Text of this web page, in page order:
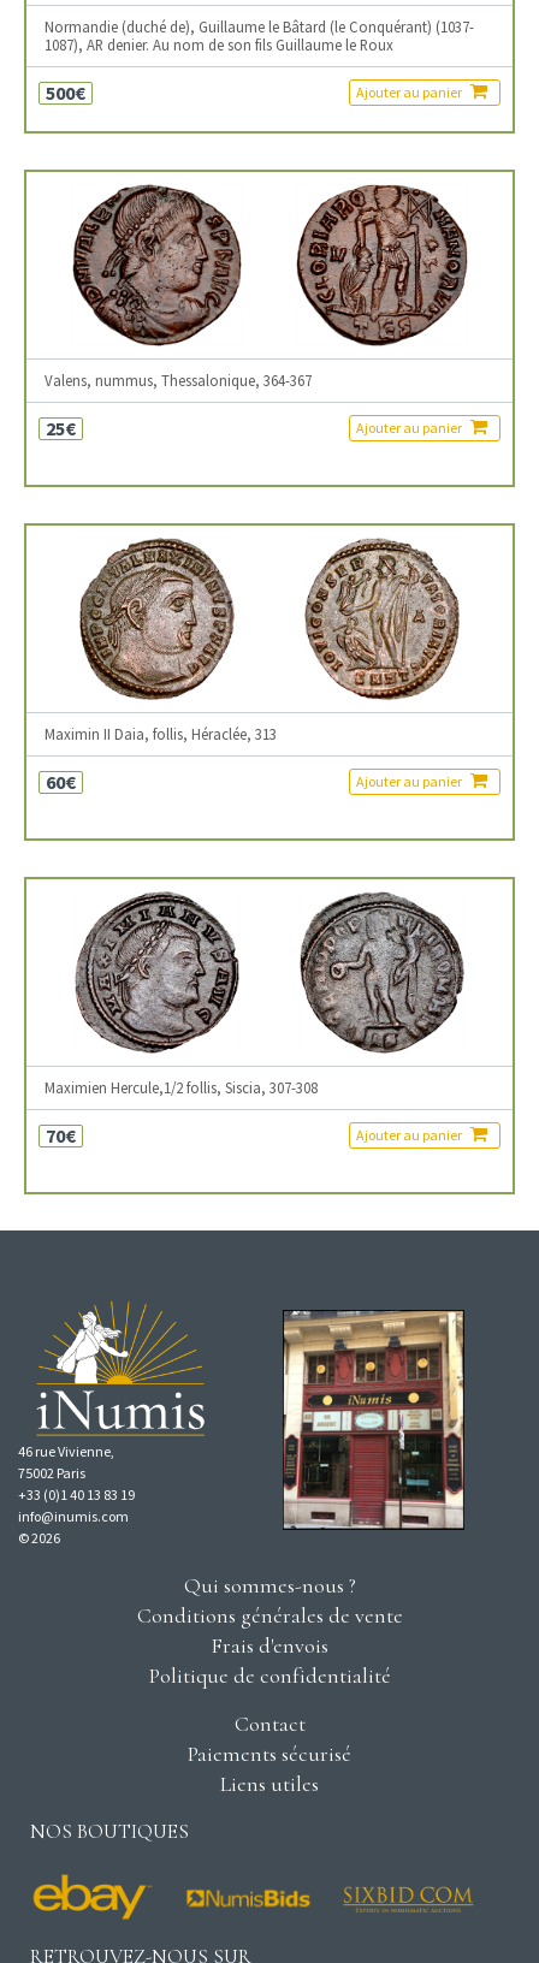
Normandie (duché de), Guillaume le Bâtard (le Conquérant) (1037-
1087), AR denier. Au nom de son fils Guillaume le Roux
500€ Ajouter au panier
Valens, nummus, Thessalonique, 364-367
25€ Ajouter au panier
Maximin II Daia, follis, Héraclée, 313
60€ Ajouter au panier
Maximien Hercule,1/2 follis, Siscia, 307-308
70€ Ajouter au panier
46 rue Vivienne,
75002 Paris
+33 (0)1 40 13 83 19
info@inumis.com
© 2026
Qui sommes-nous ?
Conditions générales de vente
Frais d'envois
Politique de confidentialité
Contact
Paiements sécurisé
Liens utiles
NOS BOUTIQUES
RETROUVEZ-NOUS SUR